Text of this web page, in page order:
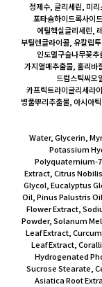
정제수, 글리세린, 미
포타슘하이드록사이
에틸헥실글리세린,
부틸렌글라이콜, 유칼립
인도멀구슬나무꽃
가지열매추출물, 홀리바
드럼스틱씨오
카프릭트라이글리세라
병풀뿌리추출물, 아시아
Water, Glycerin,
Potassium
Polyquaternium-
Extract, Citrus
Glycol, Eucalyptus
Oil, Pinus Palustris
Flower Extract,
Powder, Solanum
Leaf Extract,
Leaf Extract,
Hydrogenated
Sucrose Stearate,
Asiatica Root